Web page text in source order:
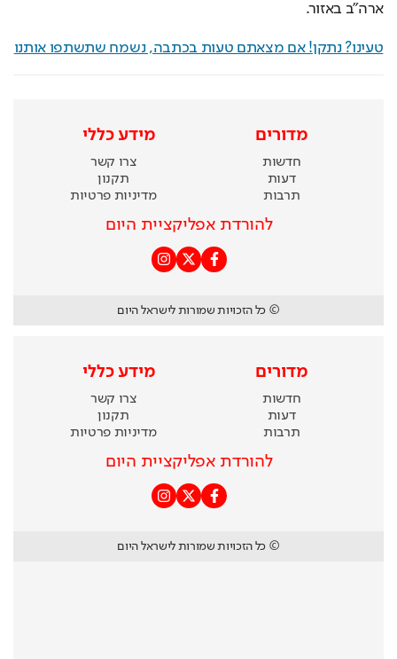
ארה"ב באזור.
טעינו? נתקן! אם מצאתם טעות בכתבה, נשמח שתשתפו אותנו
מדורים
חדשות
דעות
תרבות
מידע כללי
צרו קשר
תקנון
מדיניות פרטיות
להורדת אפליקציית היום
© כל הזכויות שמורות לישראל היום
מדורים
חדשות
דעות
תרבות
מידע כללי
צרו קשר
תקנון
מדיניות פרטיות
להורדת אפליקציית היום
© כל הזכויות שמורות לישראל היום